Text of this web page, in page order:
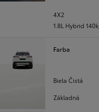
4X2
1.8L Hybrid 140k,
Farba
Biela Čistá
Základná